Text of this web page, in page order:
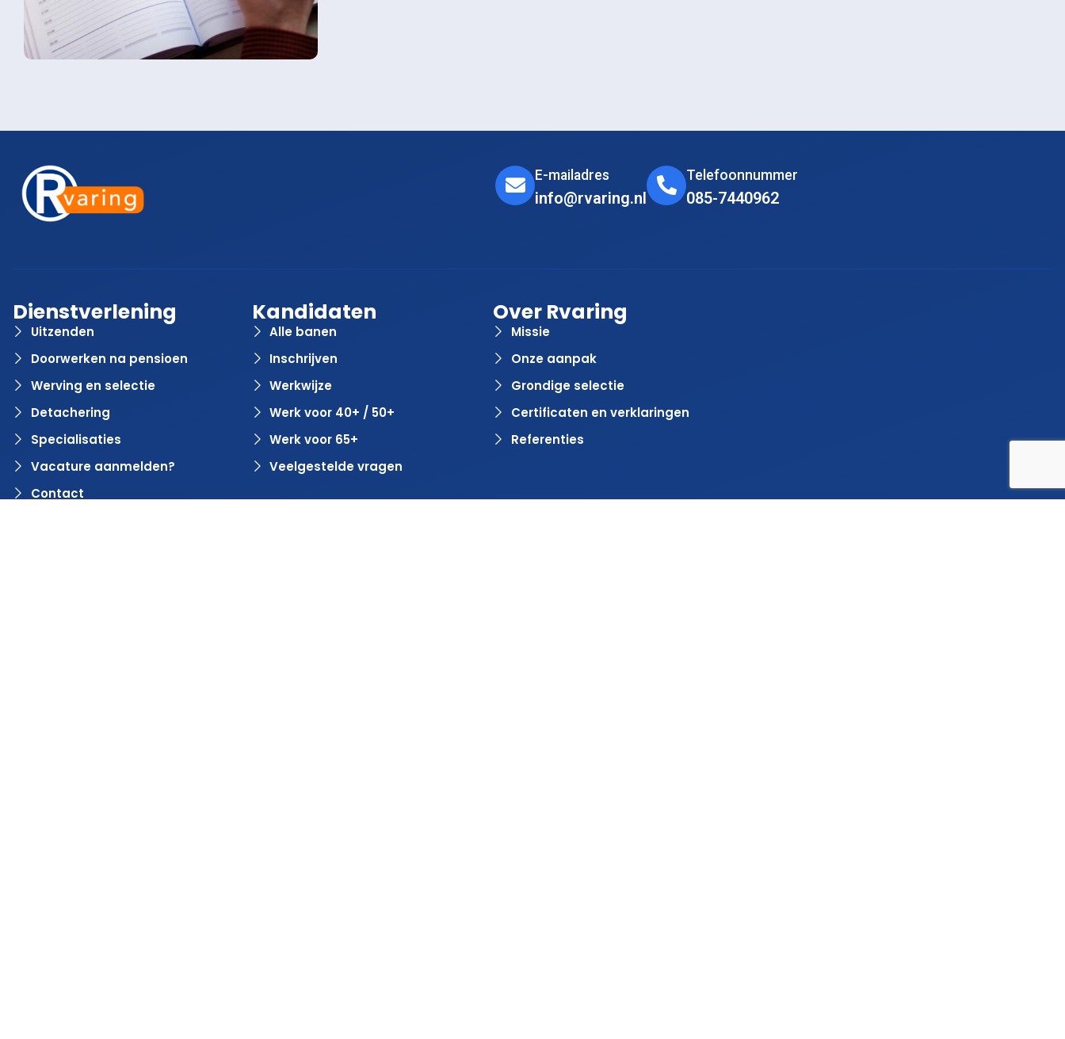
E-mailadres
info@rvaring.nl
Telefoonnummer
085-7440962
Dienstverlening
Uitzenden
Doorwerken na pensioen
Werving en selectie
Detachering
Specialisaties
Vacature aanmelden?
Contact
Kandidaten
Alle banen
Inschrijven
Werkwijze
Werk voor 40+ / 50+
Werk voor 65+
Veelgestelde vragen
Over Rvaring
Missie
Onze aanpak
Grondige selectie
Certificaten en verklaringen
Referenties